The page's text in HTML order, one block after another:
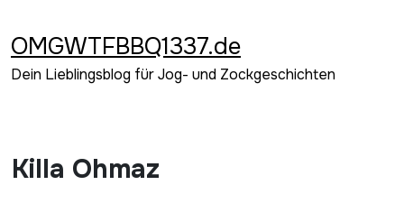
springen
OMGWTFBBQ1337.de
Dein Lieblingsblog für Jog- und Zockgeschichten
Killa Ohmaz